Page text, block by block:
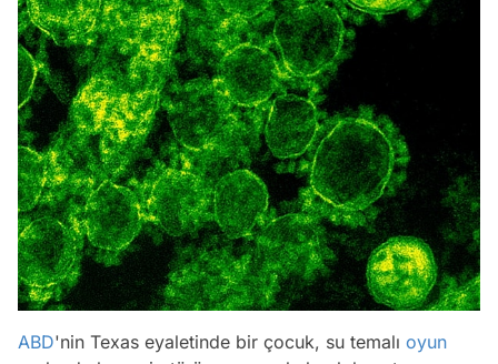
ABD'nin Texas eyaletinde bir çocuk, su temalı oyun